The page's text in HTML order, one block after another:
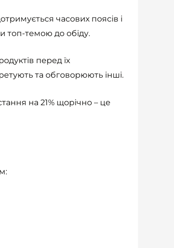
часових поясів і
топ-темою до обіду.
перед їх
та обговорюють інші.
на 21% щорічно – це